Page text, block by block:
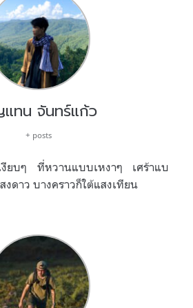
ทน จันทร์แก้ว
+ posts
ยบๆ ที่หวานแบบเหงาๆ เศร้าแบ
งดาว บางคราวก็ใต้แสงเทียน